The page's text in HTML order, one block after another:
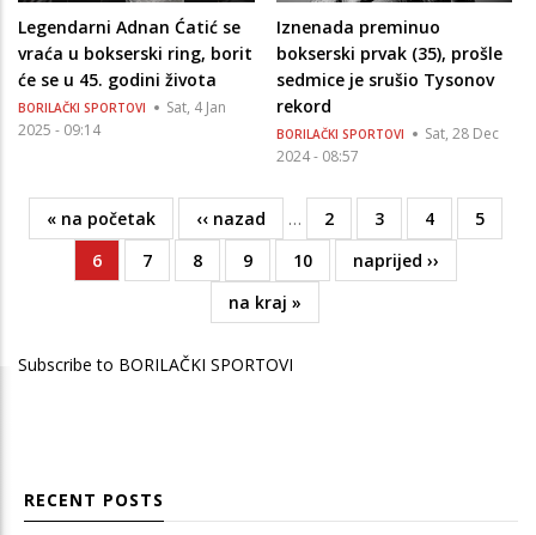
Legendarni Adnan Ćatić se
vraća u bokserski ring, borit
će se u 45. godini života
BORILAČKI SPORTOVI
Sat, 4 Jan
2025 - 09:14
Iznenada preminuo
bokserski prvak (35), prošle
sedmice je srušio Tysonov
rekord
BORILAČKI SPORTOVI
Sat, 28 Dec
2024 - 08:57
Pagination
First
page
« na početak
Previous
page
‹‹ nazad … Page
2 Page
3 Page
4 Page
5
Current
page
6 Page
7 Page
8 Page
9 Page
10
Next
page
naprijed ››
Last
page
na kraj »
Subscribe to BORILAČKI SPORTOVI
RECENT POSTS